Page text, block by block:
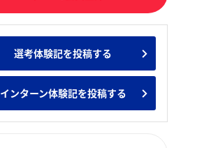
キング みんなのインターン人気企業ランキ
ュー
選考体験記を投稿する
インターン体験記を投稿する